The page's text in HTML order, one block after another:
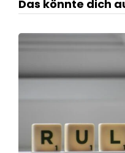
Das könnte dich